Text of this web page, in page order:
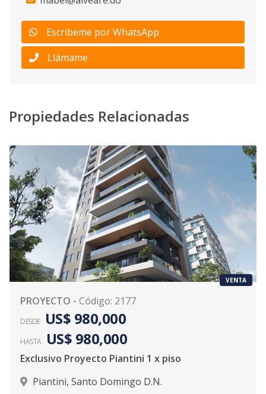
Escribeme por WhatsApp
Llámame
Propiedades Relacionadas
VENTA
PROYECTO - Código: 2177
DESDE US$ 980,000
HASTA US$ 980,000
Exclusivo Proyecto Piantini 1 x piso
Piantini, Santo Domingo D.N.